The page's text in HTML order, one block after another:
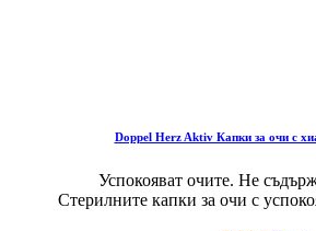
Doppel Herz Aktiv Капки за очи с
Успокояват очите. Не
Стерилните капки за очи с